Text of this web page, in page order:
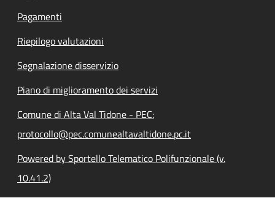
Pagamenti
Riepilogo valutazioni
Segnalazione disservizio
Piano di miglioramento dei servizi
Comune di Alta Val Tidone - PEC:
protocollo@pec.comunealtavaltidone.pc.it
Powered by Sportello Telematico Polifunzionale (v.
10.41.2)